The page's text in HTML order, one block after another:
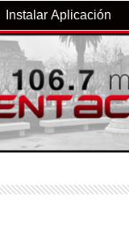
Instalar Aplicación